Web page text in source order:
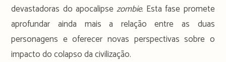
devastadoras do apocalipse zombie. Esta fase promete
aprofundar ainda mais a relação entre as duas
personagens e oferecer novas perspectivas sobre o
impacto do colapso da civilização.